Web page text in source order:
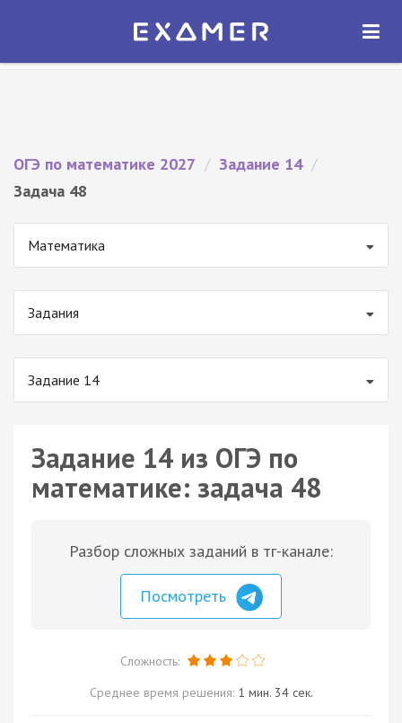
Экзамер — ЕГЭ 2027
ОТКРЫТЬ
ОГЭ по математике 2027 / Задание 14 /
Задача 48
Математика
Задания
Задание 14
Задание 14 из ОГЭ по
математике: задача 48
Разбор сложных заданий в тг-канале:
Посмотреть
Сложность:
Среднее время решения: 1 мин. 34 сек.